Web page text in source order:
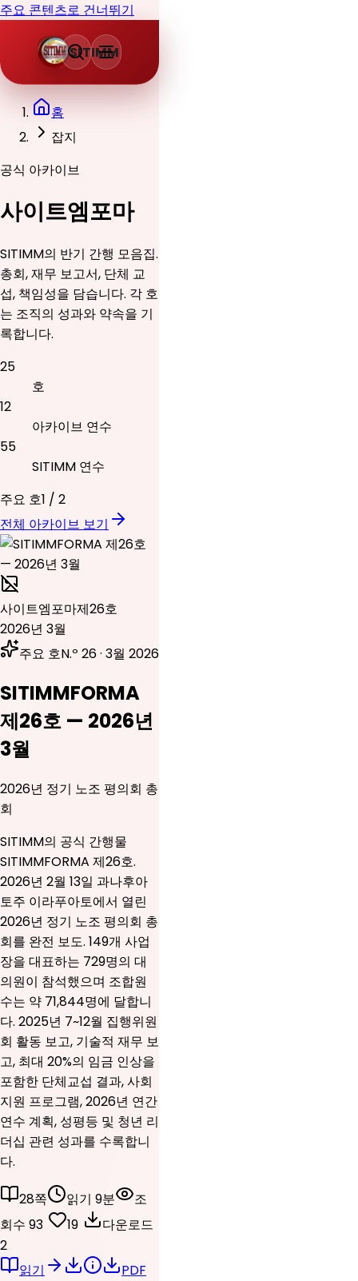
주요 콘텐츠로 건너뛰기
SITIMM
홈
잡지
공식 아카이브
사이트엠포마
SITIMM의 반기 간행 모음집.
총회, 재무 보고서, 단체 교
섭, 책임성을 담습니다. 각 호
는 조직의 성과와 약속을 기
록합니다.
25
호
12
아카이브 연수
55
SITIMM 연수
주요 호1 / 2
전체 아카이브 보기
사이트엠포마제26호
2026년 3월
주요 호N.º 26 · 3월 2026
SITIMMFORMA
제26호 — 2026년
3월
2026년 정기 노조 평의회 총
회
SITIMM의 공식 간행물
SITIMMFORMA 제26호.
2026년 2월 13일 과나후아
토주 이라푸아토에서 열린
2026년 정기 노조 평의회 총
회를 완전 보도. 149개 사업
장을 대표하는 729명의 대
의원이 참석했으며 조합원
수는 약 71,844명에 달합니
다. 2025년 7~12월 집행위원
회 활동 보고, 기술적 재무 보
고, 최대 20%의 임금 인상을
포함한 단체교섭 결과, 사회
지원 프로그램, 2026년 연간
연수 계획, 성평등 및 청년 리
더십 관련 성과를 수록합니
다.
28쪽 읽기 9분
조
회수 93
19
다운로드
2
읽기
PDF